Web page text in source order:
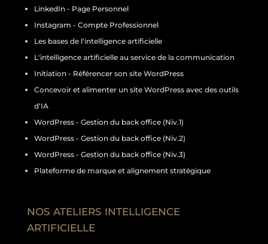
LinkedIn - Page Personnel
Instagram - Compte Professionnel
Les bases de l'intelligence artificielle
L'intelligence artificielle au service de la communication
Initiation - Référencer son site WordPress
Concevoir et alimenter un site WordPress avec des outils
d'IA
WordPress - Gestion du back office (Niv.1)
WordPress - Gestion du back office (Niv.2)
WordPress - Gestion du back office (Niv.3)
Plateforme de marque et alignement stratégique
NOS ATELIERS INTELLIGENCE
ARTIFICIELLE